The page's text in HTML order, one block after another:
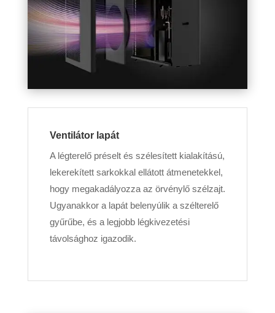
Ventilátor lapát
A légterelő préselt és szélesített kialakítású,
lekerekített sarkokkal ellátott átmenetekkel,
hogy megakadályozza az örvénylő szélzajt.
Ugyanakkor a lapát belenyúlik a szélterelő
gyűrűbe, és a legjobb légkivezetési
távolsághoz igazodik.